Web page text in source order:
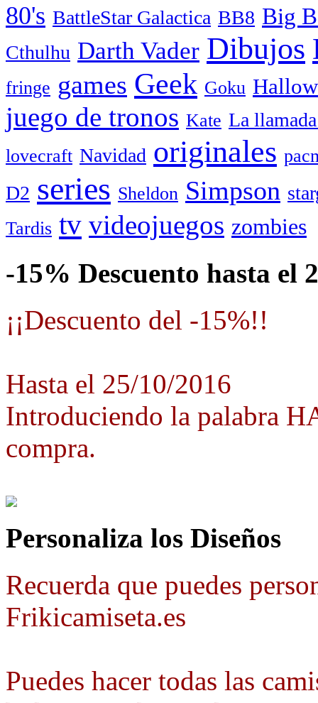
80's BattleStar Galactica BB8 Big
Cthulhu Darth Vader Dibujos
fringe games Geek Goku
juego de tronos Kate La
lovecraft Navidad originales
D2 series Sheldon Simpson
Tardis tv videojuegos zombies
-15% Descuento hasta el
¡¡Descuento del -15%!!
Hasta el 25/10/2016
Introduciendo la palabra
compra.
Personaliza los Diseños
Recuerda que puedes
Frikicamiseta.es
Puedes hacer todas las